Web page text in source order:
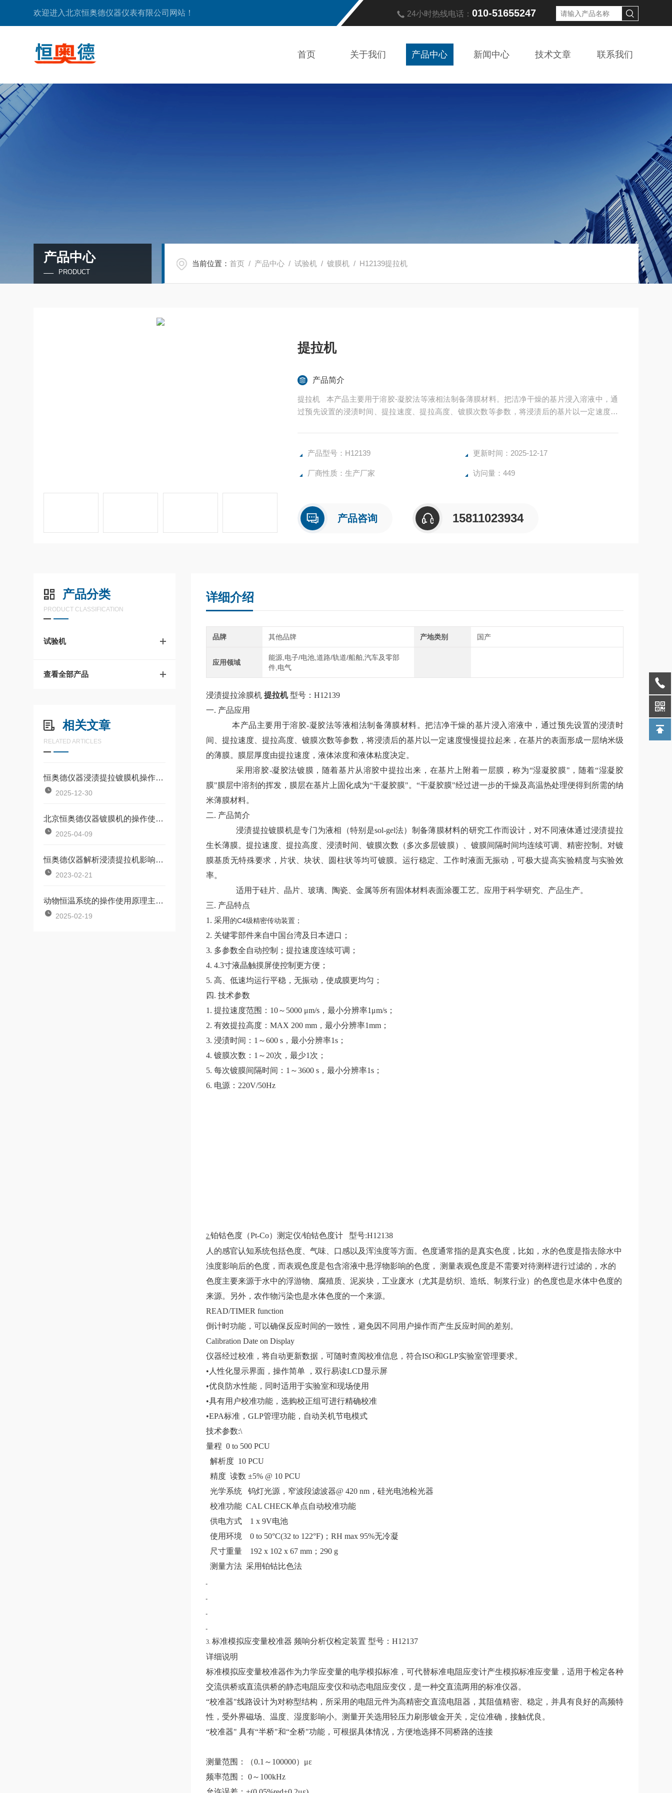
欢迎进入北京恒奥德仪器仪表有限公司网站！ 24小时热线电话： 010-51655247
首页 关于我们 产品中心 新闻中心 技术文章 联系我们
产品中心
PRODUCT
当前位置：首页 / 产品中心 /试验机 /镀膜机 / H12139提拉机
提拉机
产品简介
提拉机 本产品主要用于溶胶-凝胶法等液相法制备薄膜材料。把洁净干燥的基片浸入溶液中，通
过预先设置的浸渍时间、提拉速度、提拉高度、镀膜次数等参数，将浸渍后的基片以一定速度慢
产品型号：H12139
更新时间：2025-12-17
厂商性质：生产厂家 访问量：449
产品咨询 15811023934
产品分类
PRODUCT CLASSIFICATION
试验机
查看全部产品
相关文章
RELATED ARTICLES
恒奥德仪器浸渍提拉镀膜机操作使用原理
2025-12-30
北京恒奥德仪器镀膜机的操作使用原理主要包括以下几个步骤
2025-04-09
恒奥德仪器解析浸渍提拉机影响膜层厚度的因素
2023-02-21
动物恒温系统的操作使用原理主要包括以下几个方面
2025-02-19
详细介绍
品牌 其他品牌 产地类别 国产
应用领域
能源,电子/电池,道路/轨道/船舶,汽车及零部
件,电气
浸渍提拉涂膜机 提拉机 型号：H12139
一. 产品应用
本产品主要用于溶胶-凝胶法等液相法制备薄膜材料。把洁净干燥的基片浸入溶液中，通过预先设置的浸渍时
间、提拉速度、提拉高度、镀膜次数等参数，将浸渍后的基片以一定速度慢慢提拉起来，在基片的表面形成一层纳米级
的薄膜。膜层厚度由提拉速度，液体浓度和液体粘度决定。
采用溶胶-凝胶法镀膜，随着基片从溶胶中提拉出来，在基片上附着一层膜，称为“湿凝胶膜"，随着“湿凝胶
膜"膜层中溶剂的挥发，膜层在基片上固化成为“干凝胶膜"。“干凝胶膜"经过进一步的干燥及高温热处理便得到所需的纳
米薄膜材料。
二. 产品简介
浸渍提拉镀膜机是专门为液相（特别是sol-gel法）制备薄膜材料的研究工作而设计，对不同液体通过浸渍提拉
生长薄膜。提拉速度、提拉高度、浸渍时间、镀膜次数（多次多层镀膜）、镀膜间隔时间均连续可调、精密控制。对镀
膜基质无特殊要求，片状、块状、圆柱状等均可镀膜。运行稳定、工作时液面无振动，可极大提高实验精度与实验效
率。
适用于硅片、晶片、玻璃、陶瓷、金属等所有固体材料表面涂覆工艺。应用于科学研究、产品生产。
三. 产品特点
1. 采用 的C4级精密传动装置；
2. 关键零部件来自中国台湾及日本进口；
3. 多参数全自动控制；提拉速度连续可调；
4. 4.3寸液晶触摸屏使控制更方便；
5. 高、低速均运行平稳，无振动，使成膜更均匀；
四. 技术参数
1. 提拉速度范围：10～5000 μm/s，最小分辨率1μm/s；
2. 有效提拉高度：MAX 200 mm，最小分辨率1mm；
3. 浸渍时间：1～600 s，最小分辨率1s；
4. 镀膜次数：1～20次，最少1次；
5. 每次镀膜间隔时间：1～3600 s，最小分辨率1s；
6. 电源：220V/50Hz
2.铂钴色度（Pt-Co）测定仪/铂钴色度计 型号:H12138
人的感官认知系统包括色度、气味、口感以及浑浊度等方面。色度通常指的是真实色度，比如，水的色度是指去除水中
浊度影响后的色度，而表观色度是包含溶液中悬浮物影响的色度，
测量表观色度是不需要对待测样进行过滤的，水的
色度主要来源于水中的浮游物、腐殖质、泥炭块，工业废水（尤其是纺织、造纸、制浆行业）的色度也是水体中色度的
来源。另外，农作物污染也是水体色度的一个来源。
READ/TIMER function
倒计时功能，可以确保反应时间的一致性，避免因不同用户操作而产生反应时间的差别。
Calibration Date on Display
仪器经过校准，将自动更新数据，可随时查阅校准信息，符合ISO和GLP实验室管理要求。
•人性化显示界面，操作简单 ，双行易读LCD显示屏
•优良防水性能，同时适用于实验室和现场使用
•具有用户校准功能，选购校正组可进行精确校准
•EPA标准，GLP管理功能，自动关机节电模式
技术参数:\
量程 0 to 500 PCU
解析度 10 PCU
精度 读数 ±5% @ 10 PCU
光学系统 钨灯光源，窄波段滤波器@ 420 nm，硅光电池检光器
校准功能 CAL CHECK单点自动校准功能
供电方式 1 x 9V电池
使用环境 0 to 50°C(32 to 122°F)；RH max 95%无冷凝
尺寸重量 192 x 102 x 67 mm；290 g
测量方法 采用铂钴比色法
3. 标准模拟应变量校准器 频响分析仪检定装置 型号：H12137
详细说明
标准模拟应变量校准器作为力学应变量的电学模拟标准，可代替标准电阻应变计产生模拟标准应变量，适用于检定各种
交流供桥或直流供桥的静态电阻应变仪和动态电阻应变仪，是一种交直流两用的标准仪器。
“校准器"线路设计为对称型结构，所采用的电阻元件为高精密交直流电阻器，其阻值精密、稳定，并具有良好的高频特
性，受外界磁场、温度、湿度影响小。测量开关选用轻压力刷形镀金开关，定位准确，接触优良。
“校准器" 具有“半桥"和“全桥"功能，可根据具体情况，方便地选择不同桥路的连接
测量范围：（0.1～100000）με
频率范围：
0～100kHz